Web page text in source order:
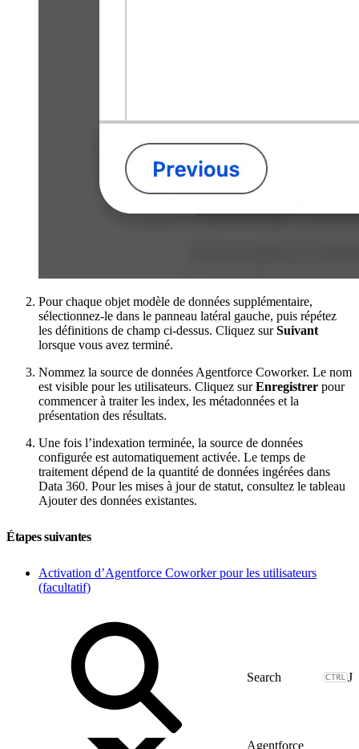
Pour chaque objet modèle de données supplémentaire,
sélectionnez-le dans le panneau latéral gauche, puis répétez
les définitions de champ ci-dessus. Cliquez surSuivant
lorsque vous avez terminé.
Nommez la source de données Agentforce Coworker. Le nom
est visible pour les utilisateurs. Cliquez surEnregistrer pour
commencer à traiter les index, les métadonnées et la
présentation des résultats.
Une fois l’indexation terminée, la source de données
configurée est automatiquement activée. Le temps de
traitement dépend de la quantité de données ingérées dans
Data 360. Pour les mises à jour de statut, consultez le tableau
Ajouter des données existantes.
Étapes suivantes
Activation d’Agentforce Coworker pour les utilisateurs
(facultatif)
J
Agentforce